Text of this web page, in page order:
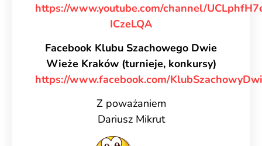
https://www.youtube.com/channel/
ICzeLQA
Facebook Klubu Szachowego Dwie
Wieże Kraków (turnieje, konkursy)
https://www.facebook.com/
Z poważaniem
Dariusz Mikrut